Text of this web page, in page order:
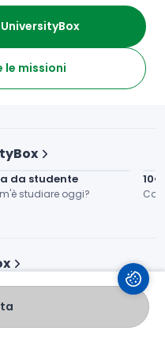
Parità di
da studente
studiare oggi?
Account Intern
missioni